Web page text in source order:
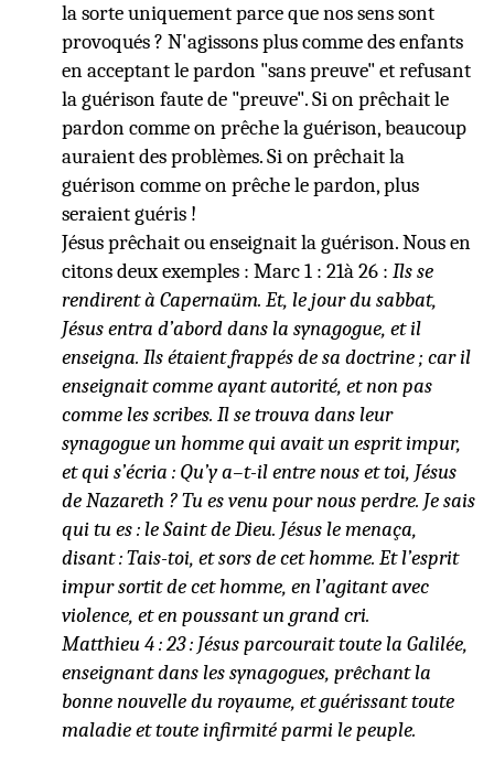
la sorte uniquement parce que nos sens sont
provoqués ? N'agissons plus comme des enfants
en acceptant le pardon "sans preuve" et refusant
la guérison faute de "preuve". Si on prêchait le
pardon comme on prêche la guérison, beaucoup
auraient des problèmes. Si on prêchait la
guérison comme on prêche le pardon, plus
seraient guéris !
Jésus prêchait ou enseignait la guérison. Nous en
citons deux exemples : Marc 1 : 21à 26 : Ils se
rendirent à Capernaüm. Et, le jour du sabbat,
Jésus entra d’abord dans la synagogue, et il
enseigna. Ils étaient frappés de sa doctrine ; car il
enseignait comme ayant autorité, et non pas
comme les scribes. Il se trouva dans leur
synagogue un homme qui avait un esprit impur,
et qui s’écria : Qu’y a–t-il entre nous et toi, Jésus
de Nazareth ? Tu es venu pour nous perdre. Je sais
qui tu es : le Saint de Dieu. Jésus le menaça,
disant : Tais-toi, et sors de cet homme. Et l’esprit
impur sortit de cet homme, en l’agitant avec
violence, et en poussant un grand cri.
Matthieu 4 : 23 : Jésus parcourait toute la Galilée,
enseignant dans les synagogues, prêchant la
bonne nouvelle du royaume, et guérissant toute
maladie et toute infirmité parmi le peuple.